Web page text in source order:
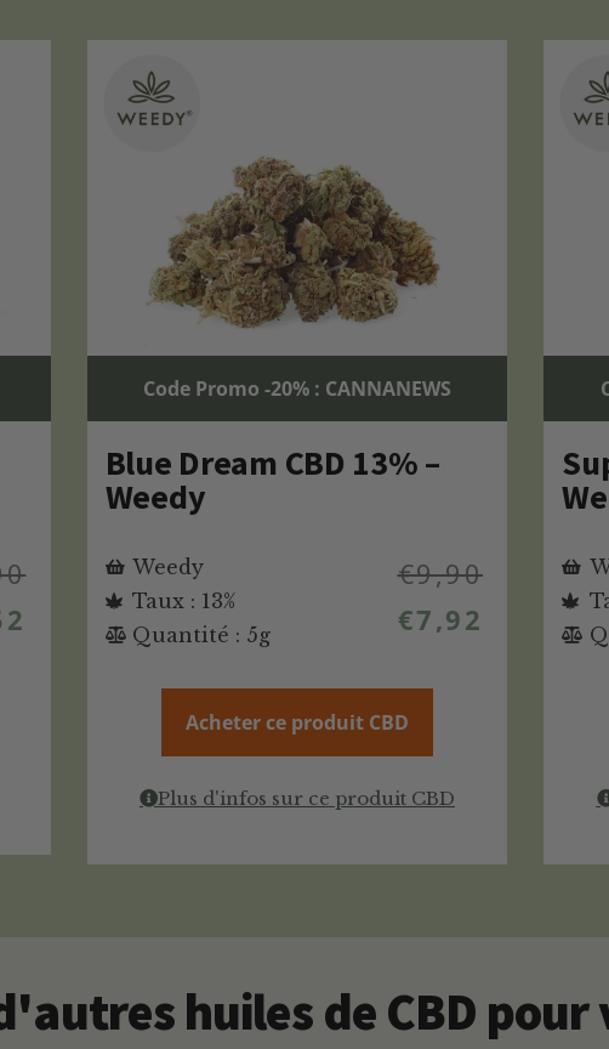
Code Promo -20% : CANNANEWS
Blue Dream CBD 13% –
Weedy
Weedy
Taux : 13%
Quantité : 5g
€9,90
€7,92
Acheter ce produit CBD
Plus d'infos sur ce produit CBD
huiles de CBD